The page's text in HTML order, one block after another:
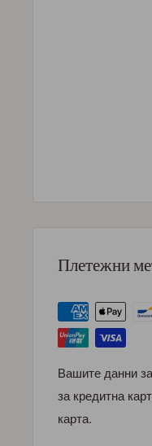
Плетежни
Вашите данни
за кредитна
карта.